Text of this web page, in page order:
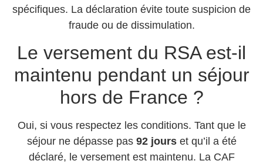
spécifiques. La déclaration évite toute suspicion de
fraude ou de dissimulation.
Le versement du RSA est-il
maintenu pendant un séjour
hors de France ?
Oui, si vous respectez les conditions. Tant que le
séjour ne dépasse pas 92 jourset qu’il a été
déclaré, le versement est maintenu. La CAF